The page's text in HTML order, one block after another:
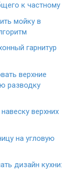
к частному
мойку в
гарнитур
верхние
разводку
верхних
на угловую
дизайн кухни: